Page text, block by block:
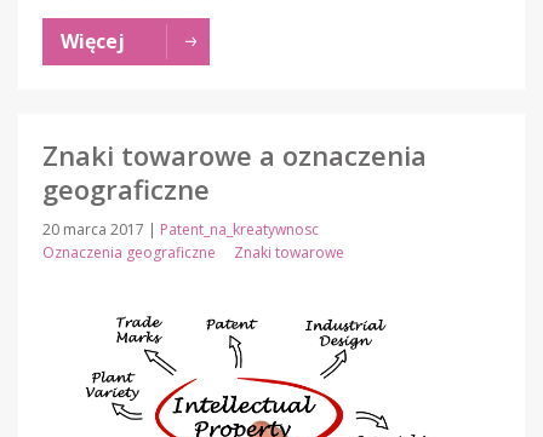
Więcej
Znaki towarowe a oznaczenia
geograficzne
20 marca 2017 | Patent_na_kreatywnosc
Oznaczenia geograficzne
Znaki towarowe